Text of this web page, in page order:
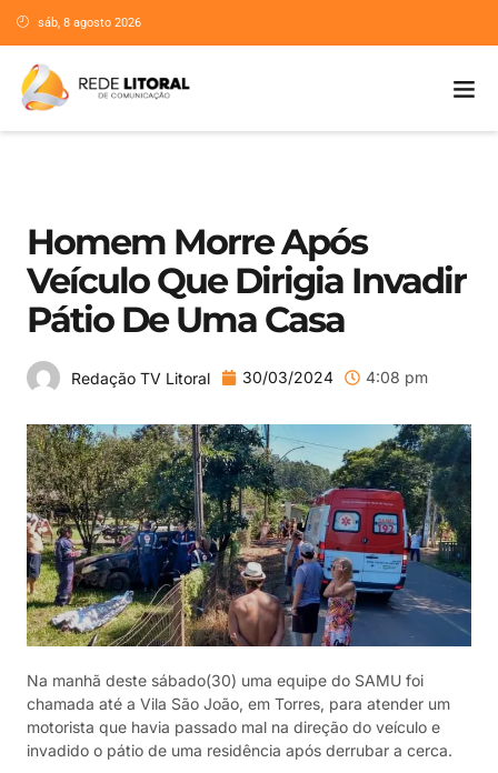
sáb, 8 agosto 2026
Homem Morre Após
Veículo Que Dirigia Invadir
Pátio De Uma Casa
Redação TV Litoral 30/03/2024 4:08 pm
Na manhã deste sábado(30) uma equipe do SAMU foi
chamada até a Vila São João, em Torres, para atender um
motorista que havia passado mal na direção do veículo e
invadido o pátio de uma residência após derrubar a cerca.